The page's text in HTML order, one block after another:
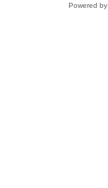
Powered by